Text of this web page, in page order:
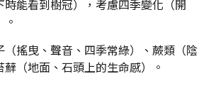
時能看到樹冠），考慮四季變化（開
（搖曳、聲音、四季常綠）、蕨類（陰
（地面、石頭上的生命感）。